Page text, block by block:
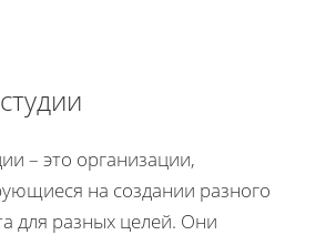
– это организации,
на создании разного
для разных целей. Они